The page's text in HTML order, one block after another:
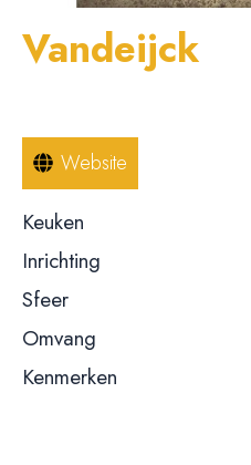
Vandeijck
Website
Keuken
Inrichting
Sfeer
Omvang
Kenmerken